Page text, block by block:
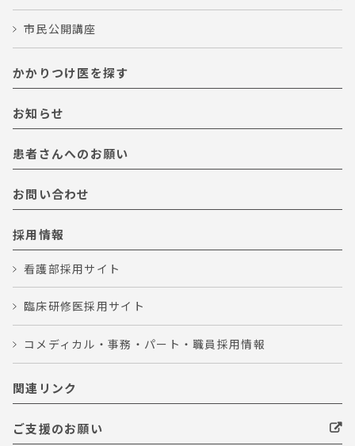
市民公開講座
かかりつけ医を探す
お知らせ
患者さんへのお願い
お問い合わせ
採用情報
看護部採用サイト
臨床研修医採用サイト
コメディカル・事務・パート・職員採用情報
関連リンク
ご支援のお願い